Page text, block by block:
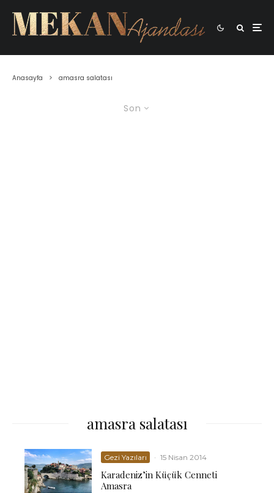
Anasayfa amasra salatası
Son
amasra salatası
Gezi Yazıları · 15 Nisan 2014
Karadeniz’in Küçük Cenneti
Amasra